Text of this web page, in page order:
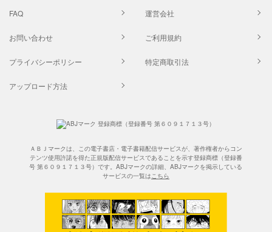
FAQ 運営会社
お問い合わせ ご利用規約
プライバシーポリシー 特定商取引法
アップロード方法
ＡＢＪマークは、この電子書店・電子書籍配信サービスが、著作権者からコン
テンツ使用許諾を得た正規版配信サービスであることを示す登録商標（登録番
号 第６０９１７１３号）です。ABJマークの詳細、ABJマークを掲示している
サービスの一覧はこちら